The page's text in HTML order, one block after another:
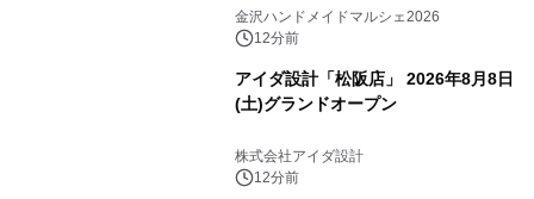
10/4(日)開催
金沢ハンドメイドマルシェ2026
12分前
アイダ設計「松阪店」 2026年8月8日
(土)グランドオープン
株式会社アイダ設計
12分前